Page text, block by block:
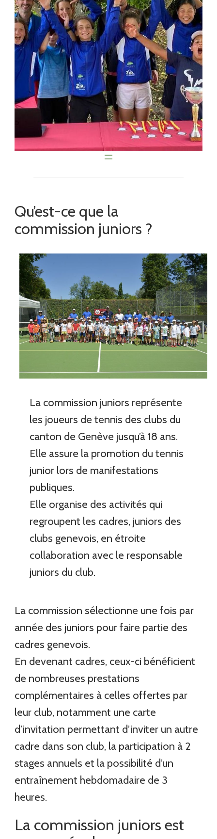
Qu’est-ce que la
commission juniors ?
La commission juniors représente
les joueurs de tennis des clubs du
canton de Genève jusqu’à 18 ans.
Elle assure la promotion du tennis
junior lors de manifestations
publiques.
Elle organise des activités qui
regroupent les cadres, juniors des
clubs genevois, en étroite
collaboration avec le responsable
juniors du club.
La commission sélectionne une fois par
année des juniors pour faire partie des
cadres genevois.
En devenant cadres, ceux-ci bénéficient
de nombreuses prestations
complémentaires à celles offertes par
leur club, notamment une carte
d’invitation permettant d’inviter un autre
cadre dans son club, la participation à 2
stages annuels et la possibilité d’un
entraînement hebdomadaire de 3
heures.
La commission juniors est